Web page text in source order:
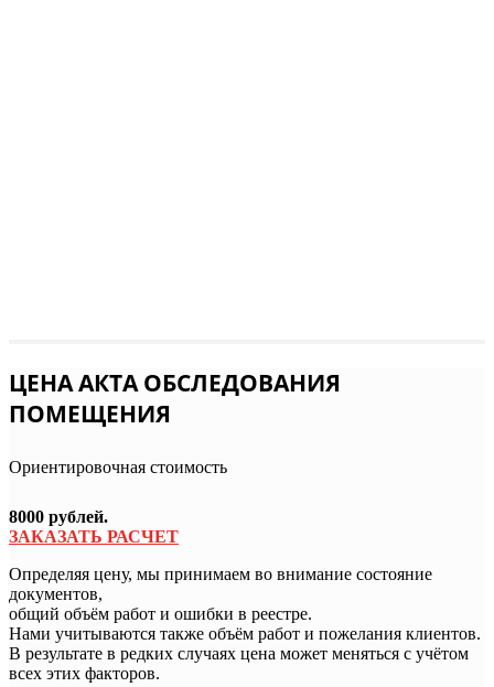
ЦЕНА АКТА ОБСЛЕДОВАНИЯ
ПОМЕЩЕНИЯ
Ориентировочная стоимость
8000 рублей.
ЗАКАЗАТЬ РАСЧЕТ
Определяя цену, мы принимаем во внимание состояние
документов,
общий объём работ и ошибки в реестре.
Нами учитываются также объём работ и пожелания клиентов.
В результате в редких случаях цена может меняться с учётом
всех этих факторов.